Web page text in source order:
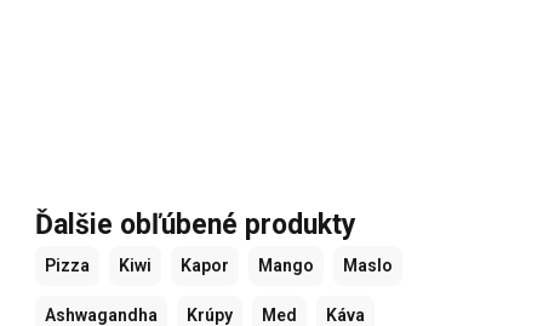
Ďalšie obľúbené produkty
Pizza Kiwi Kapor Mango Maslo
Ashwagandha Krúpy Med Káva